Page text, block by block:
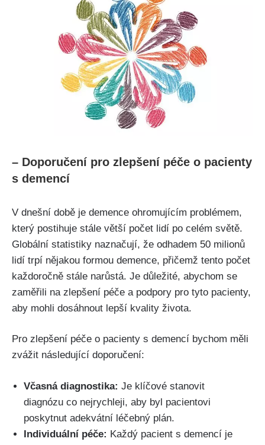
– Doporučení pro zlepšení péče o pacienty
s demencí
V dnešní době je demence ohromujícím problémem,
který postihuje stále větší počet lidí po celém světě.
Globální statistiky naznačují, že odhadem 50 milionů
lidí trpí nějakou formou demence, přičemž tento počet
každoročně stále narůstá. Je důležité, abychom se
zaměřili na zlepšení péče a podpory pro tyto pacienty,
aby mohli dosáhnout lepší kvality života.
Pro zlepšení péče o pacienty s demencí bychom měli
zvážit následující doporučení:
Včasná diagnostika: Je klíčové stanovit
diagnózu co nejrychleji, aby byl pacientovi
poskytnut adekvátní léčebný plán.
Individuální péče: Každý pacient s demencí je